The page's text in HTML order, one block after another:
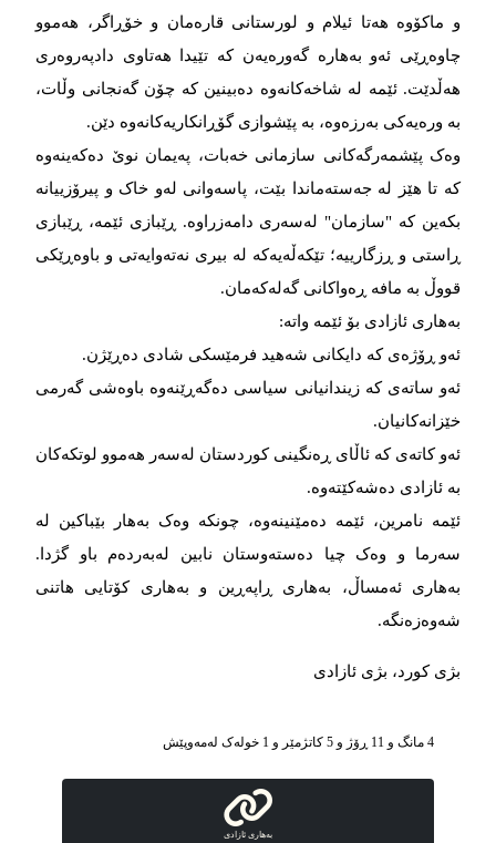
و ماکۆوە هەتا ئیلام و لورستانی قارەمان و خۆڕاگر، هەموو
چاوەڕێی ئەو بەهارە گەورەیەن کە تێیدا هەتاوی دادپەروەری
هەڵدێت. ئێمە لە شاخەکانەوە دەبینین کە چۆن گەنجانی وڵات،
بە ورەیەکی بەرزەوە، بە پێشوازی گۆڕانکاریەکانەوە دێن.
وەک پێشمەرگەکانی سازمانی خەبات، پەیمان نوێ دەکەینەوە
کە تا هێز لە جەستەماندا بێت، پاسەوانی لەو خاک و پیرۆزییانە
بکەین کە "سازمان" لەسەری دامەزراوە. ڕێبازی ئێمە، ڕێبازی
ڕاستی و ڕزگارییە؛ تێکەڵەیەکە لە بیری نەتەوایەتی و باوەڕێکی
قووڵ بە مافە ڕەواکانی گەلەکەمان.
بەهاری ئازادی بۆ ئێمە واتە:
ئەو ڕۆژەی کە دایکانی شەهید فرمێسکی شادی دەڕێژن.
ئەو ساتەی کە زیندانیانی سیاسی دەگەڕێنەوە باوەشی گەرمی
خێزانەکانیان.
ئەو کاتەی کە ئاڵای ڕەنگینی کوردستان لەسەر هەموو لوتکەکان
بە ئازادی دەشەکێتەوە.
ئێمە نامرین، ئێمە دەمێنینەوە، چونکە وەک بەهار بێباکین لە
سەرما و وەک چیا دەستەوستان نابین لەبەردەم باو گژدا.
بەهاری ئەمساڵ، بەهاری ڕاپەڕین و بەهاری کۆتایی هاتنی
شەوەزەنگە.
بژی کورد، بژی ئازادی
4 مانگ و 11 ڕۆژ و 5 کاتژمێر و 1 خوله‌ک له‌مه‌وپێش‌
بەهاری ئازادی